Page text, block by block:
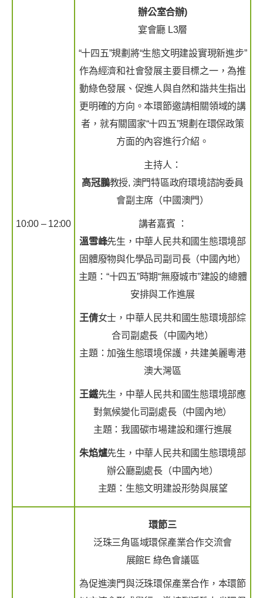
10:00 – 12:00
辦公室合辦)
宴會廳 L3層
“十四五”規劃將“生態文明建設實現新進步”
作為經濟和社會發展主要目標之一，為推
動綠色發展、促進人與自然和諧共生指出
更明確的方向。本環節邀請相關領域的講
者，就有關國家“十四五”規劃在環保政策
方面的內容進行介紹。
主持人：
高冠鵬教授, 澳門特區政府環境諮詢委員
會副主席（中國澳門）
講者嘉賓 ：
溫雪峰先生，中華人民共和國生態環境部
固體廢物與化學品司副司長（中國內地）
主題：“十四五”時期“無廢城市”建設的總體
安排與工作進展
王倩女士，中華人民共和國生態環境部綜
合司副處長（中國內地）
主題：加強生態環境保護，共建美麗粵港
澳大灣區
王鐵先生，中華人民共和國生態環境部應
對氣候變化司副處長（中國內地）
主題：我國碳市場建設和運行進展
朱焰爐先生，中華人民共和國生態環境部
辦公廳副處長（中國內地）
主題：生態文明建設形勢與展望
環節三
泛珠三角區域環保產業合作交流會
展館E 綠色會議區
為促進澳門與泛珠環保產業合作，本環節